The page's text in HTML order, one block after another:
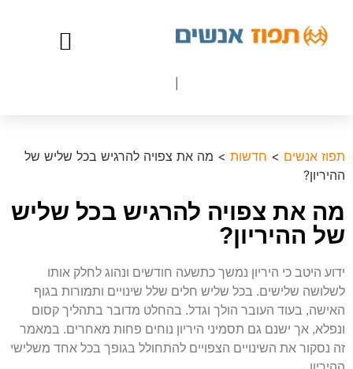
תפוז אנשים > חדשות > מה את צפויה להרגיש בכל שליש של
ההיריון?
מה את צפויה להרגיש בכל שליש
של ההיריון?
ידוע היטב כי היריון נמשך כתשעה חודשים ונהוג לחלק אותו
לשלושה שלישים. בכל שליש חלים שלל שינויים ותמורות בגוף
האישה, בעוד העובר הולך וגדל. בהחלט מדובר בתהליך קסום
ונפלא, אך ישנם גם תסמיני היריון נוחים פחות מאחרים. במאמר
זה נסקור את השינויים הצפויים להתחולל בגופך בכל אחד משלישי